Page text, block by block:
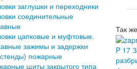
заглушки и переходники
соединительные
цапковые и муфтовые.
зажимы и задержки
пожарные
щиты закрытого типа
Так
P 17